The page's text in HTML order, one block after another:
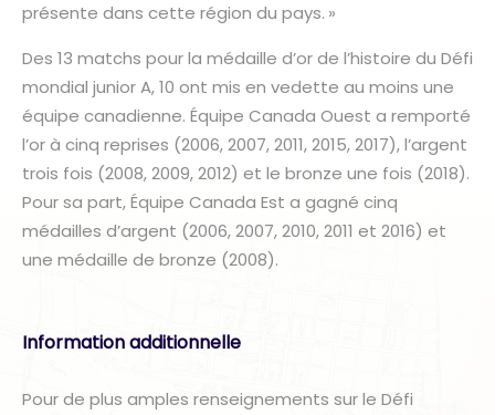
présente dans cette région du pays. »
Des 13 matchs pour la médaille d’or de l’histoire du Défi
mondial junior A, 10 ont mis en vedette au moins une
équipe canadienne. Équipe Canada Ouest a remporté
l’or à cinq reprises (2006, 2007, 2011, 2015, 2017), l’argent
trois fois (2008, 2009, 2012) et le bronze une fois (2018).
Pour sa part, Équipe Canada Est a gagné cinq
médailles d’argent (2006, 2007, 2010, 2011 et 2016) et
une médaille de bronze (2008).
Information additionnelle
Pour de plus amples renseignements sur le Défi